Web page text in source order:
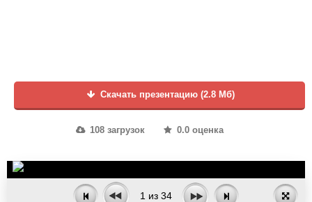
Скачать презентацию (2.8 Мб)
108 загрузок 0.0 оценка
1 из 34